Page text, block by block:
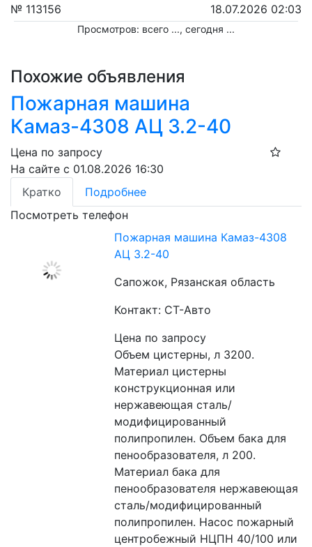
№ 113156
18.07.2026 02:03
Просмотров: всего ..., сегодня ...
Похожие объявления
Пожарная машина
Камаз-4308 АЦ 3.2-40
Цена по запросу
На сайте с 01.08.2026 16:30
Кратко
Подробнее
Посмотреть телефон
Пожарная машина Камаз-4308
АЦ 3.2-40
Сапожок, Рязанская область
Контакт: СТ-Авто
Цена по запросу
Объем цистерны, л 3200.
Материал цистерны
конструкционная или
нержавеющая сталь/
модифицированный
полипропилен. Объем бака для
пенообразователя, л 200.
Материал бака для
пенообразователя нержавеющая
сталь/модифицированный
полипропилен. Насос пожарный
центробежный НЦПН 40/100 или